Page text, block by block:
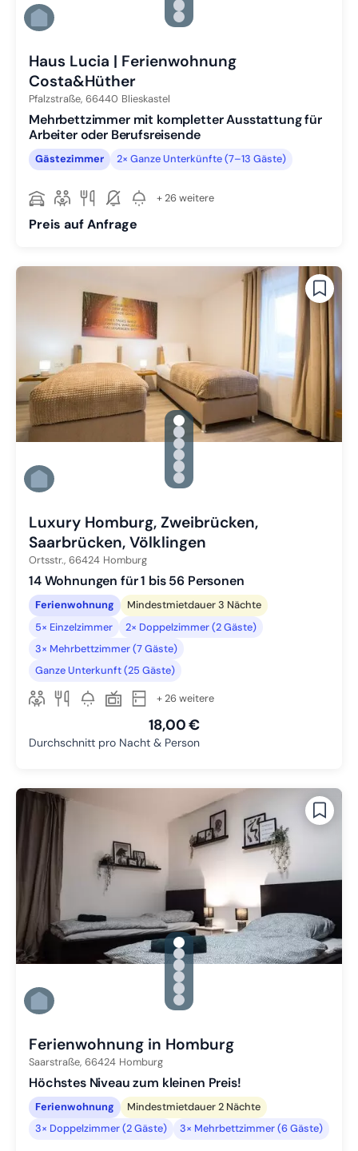
Zu Slide 4 wechseln
Zu Slide 5 wechseln
Zu Slide 6 wechseln
Haus Lucia | Ferienwohnung
Costa&Hüther
Pfalzstraße, 66440 Blieskastel
Mehrbettzimmer mit kompletter Ausstattung für
Arbeiter oder Berufsreisende
Gästezimmer 2× Ganze Unterkünfte (7–13 Gäste)
+ 26 weitere
Preis auf Anfrage
gallery.slide_selector
Zu Slide 1 wechseln
Zu Slide 2 wechseln
Zu Slide 3 wechseln
Zu Slide 4 wechseln
Zu Slide 5 wechseln
Zu Slide 6 wechseln
Luxury Homburg, Zweibrücken,
Saarbrücken, Völklingen
Ortsstr., 66424 Homburg
14 Wohnungen für 1 bis 56 Personen
Ferienwohnung
Mindestmietdauer 3 Nächte
5× Einzelzimmer
2× Doppelzimmer (2 Gäste)
3× Mehrbettzimmer (7 Gäste)
Ganze Unterkunft (25 Gäste)
+ 26 weitere
18,00 €
Durchschnitt pro Nacht & Person
gallery.slide_selector
Zu Slide 1 wechseln
Zu Slide 2 wechseln
Zu Slide 3 wechseln
Zu Slide 4 wechseln
Zu Slide 5 wechseln
Zu Slide 6 wechseln
Ferienwohnung in Homburg
Saarstraße, 66424 Homburg
Höchstes Niveau zum kleinen Preis!
Ferienwohnung
Mindestmietdauer 2 Nächte
3× Doppelzimmer (2 Gäste)
3× Mehrbettzimmer (6 Gäste)